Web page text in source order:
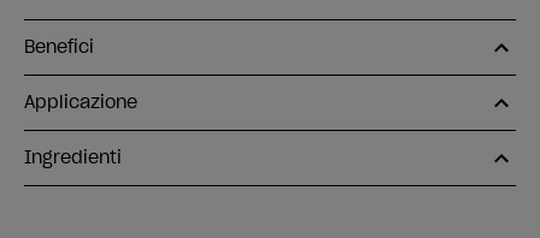
Benefici
Applicazione
Ingredienti